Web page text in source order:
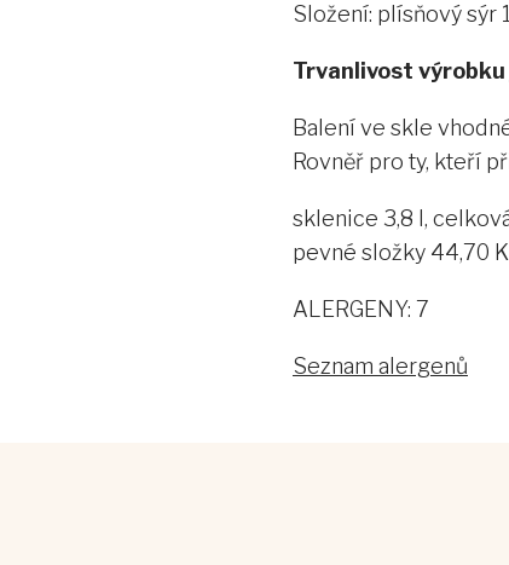
Složení: plísňový sýr
Trvanlivost výrobku
Balení ve skle
Rovněř pro ty, kteří
sklenice 3,8 l,
pevné složky 44,70
ALERGENY: 7
Seznam alergenů